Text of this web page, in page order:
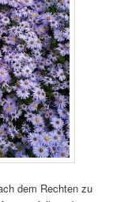
dem Rechten zu